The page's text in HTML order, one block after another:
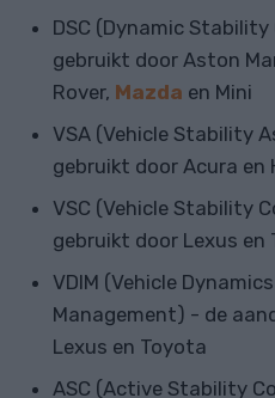
DSC (Dynamic
gebruikt door Aston
Rover, Mazda en Mini
VSA (Vehicle Stability
gebruikt door Acura en
VSC (Vehicle Stability
gebruikt door Lexus en
VDIM (Vehicle
Management) - de
Lexus en Toyota
ASC (Active Stability